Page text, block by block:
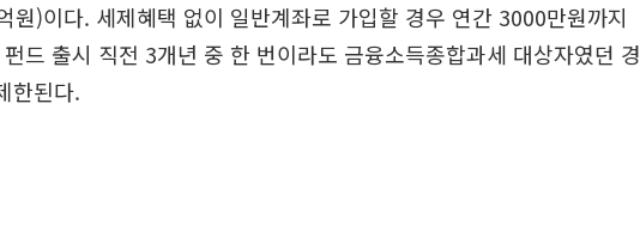
원)이다. 세제혜택 없이 일반계좌로 가입할 경우 연간 3000만원까지
드 출시 직전 3개년 중 한 번이라도 금융소득종합과세 대상자였던 경
한된다.